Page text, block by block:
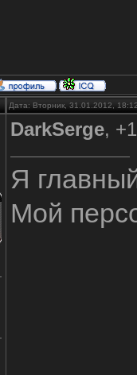
Дата: Вторник, 31.01.2012,
DarkSerge,
Я
Мой